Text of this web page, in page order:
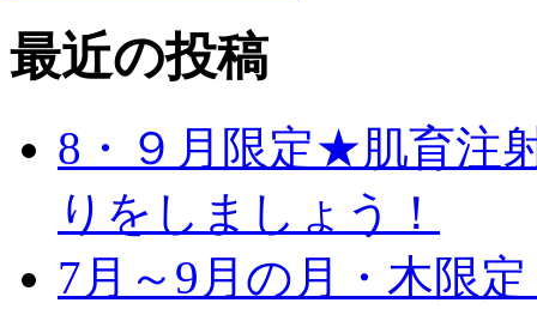
最近の投稿
8・９月限定★肌育注
りをしましょう！
7月～9月の月・木限